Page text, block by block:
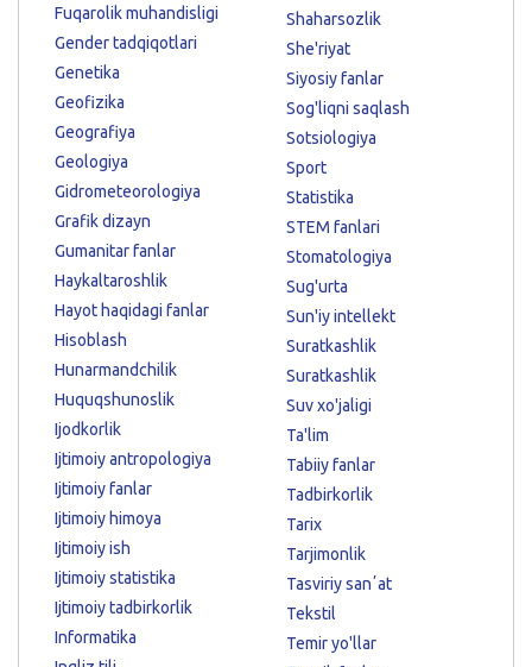
Fuqarolik muhandisligi
Gender tadqiqotlari
Genetika
Geofizika
Geografiya
Geologiya
Gidrometeorologiya
Grafik dizayn
Gumanitar fanlar
Haykaltaroshlik
Hayot haqidagi fanlar
Hisoblash
Hunarmandchilik
Huquqshunoslik
Ijodkorlik
Ijtimoiy antropologiya
Ijtimoiy fanlar
Ijtimoiy himoya
Ijtimoiy ish
Ijtimoiy statistika
Ijtimoiy tadbirkorlik
Informatika
Shaharsozlik
She'riyat
Siyosiy fanlar
Sog'liqni saqlash
Sotsiologiya
Sport
Statistika
STEM fanlari
Stomatologiya
Sug'urta
Sun'iy intellekt
Suratkashlik
Suratkashlik
Suv xo'jaligi
Ta'lim
Tabiiy fanlar
Tadbirkorlik
Tarix
Tarjimonlik
Tasviriy sanʼat
Tekstil
Temir yo'llar